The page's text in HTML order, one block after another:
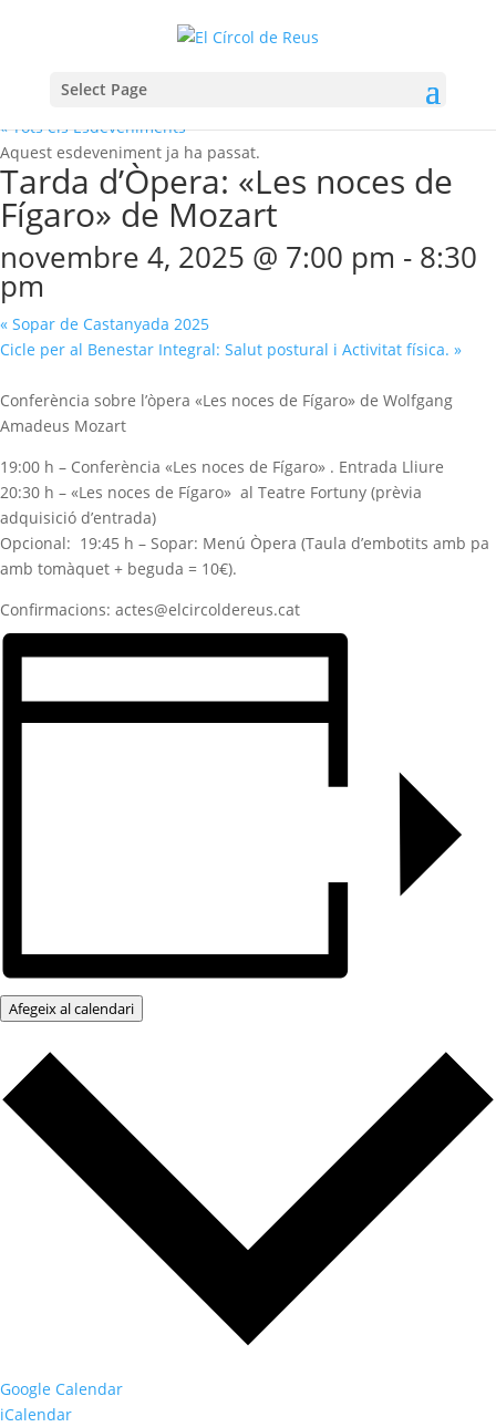
Select Page
« Tots els Esdeveniments
Aquest esdeveniment ja ha passat.
Tarda d’Òpera: «Les noces de
Fígaro» de Mozart
novembre 4, 2025 @ 7:00 pm - 8:30
pm
« Sopar de Castanyada 2025
Cicle per al Benestar Integral: Salut postural i Activitat física. »
Conferència sobre l’òpera «Les noces de Fígaro» de Wolfgang
Amadeus Mozart
19:00 h – Conferència «Les noces de Fígaro» . Entrada Lliure
20:30 h – «Les noces de Fígaro» al Teatre Fortuny (prèvia
adquisició d’entrada)
Opcional: 19:45 h – Sopar: Menú Òpera (Taula d’embotits amb pa
amb tomàquet + beguda = 10€).
Confirmacions: actes@elcircoldereus.cat
Afegeix al calendari
Google Calendar
iCalendar